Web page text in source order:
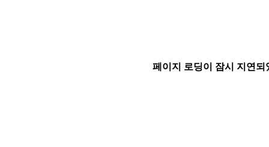
페이지 로딩이 잠시 지연